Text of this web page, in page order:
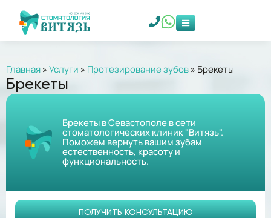
Главная»Услуги » Протезирование зубов» Брекеты
Брекеты
Брекеты в Севастополе в сети
стоматологических клиник "Витязь".
Поможем вернуть вашим зубам
естественность, красоту и
функциональность.
ПОЛУЧИТЬ КОНСУЛЬТАЦИЮ